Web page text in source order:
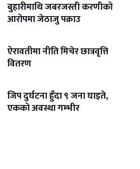
बुहारीमाथि जबरजस्ती करणीको
आरोपमा जेठाजु पक्राउ
ऐरावतीमा नीति मिचेर छात्रवृत्ति
वितरण
जिप दुर्घटना हुँदा ९ जना घाइते,
एकको अवस्था गम्भीर